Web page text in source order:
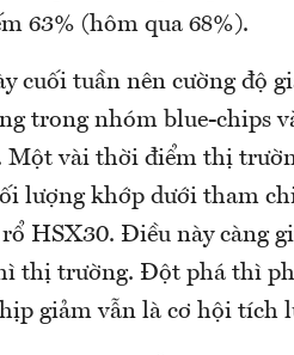
63% (hôm qua 68%).
cuối tuần nên cường độ
trong nhóm blue-chips
Một vài thời điểm thị
lượng khớp dưới tham
HSX30. Điều này càng
thị trường. Đột phá thì
giảm vẫn là cơ hội tích